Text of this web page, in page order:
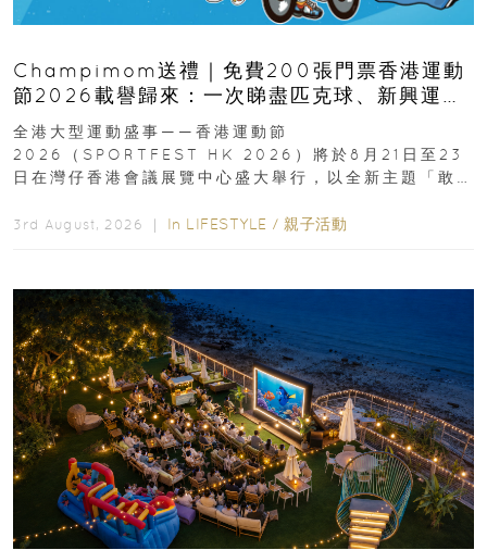
Champimom送禮｜免費200張門票香港運動
節2026載譽歸來：一次睇盡匹克球、新興運
動、街舞比賽＋逾百運動品牌展覽
全港大型運動盛事——香港運動節
2026（SPORTFEST HK 2026）將於8月21日至23
日在灣仔香港會議展覽中心盛大舉行，以全新主題「敢
3rd August, 2026 ｜ In LIFESTYLE / 親子活動